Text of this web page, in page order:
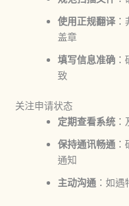
使用正规翻译：
盖章
填写信息准确：
致
关注申请状态
定期查看系统：
保持通讯畅通：
通知
主动沟通：如遇